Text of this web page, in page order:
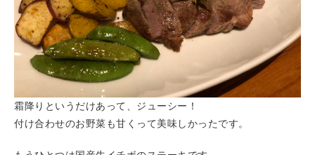
霜降りというだけあって、ジューシー！
付け合わせのお野菜も甘くって美味しかったです。